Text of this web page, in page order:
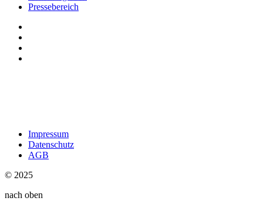
Pressebereich
Impressum
Datenschutz
AGB
© 2025
nach oben